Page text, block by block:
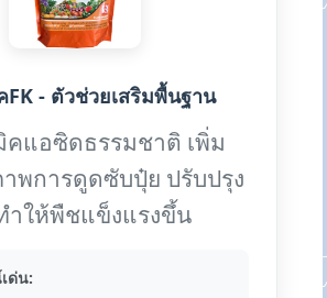
FK - ตัวช่วยเสริมพื้นฐาน
คแอซิดธรรมชาติ เพิ่ม
พการดูดซับปุ๋ย ปรับปรุง
ำให้พืชแข็งแรงขึ้น
ด่น: